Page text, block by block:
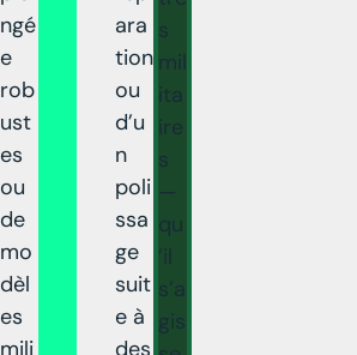
ngé
e
rob
ust
es
ou
de
mo
dèl
es
mili
ara
tion
ou
d’u
n
poli
ssa
ge
suit
e à
des
s
mil
ita
ire
s
—
qu
’il
s’a
gis